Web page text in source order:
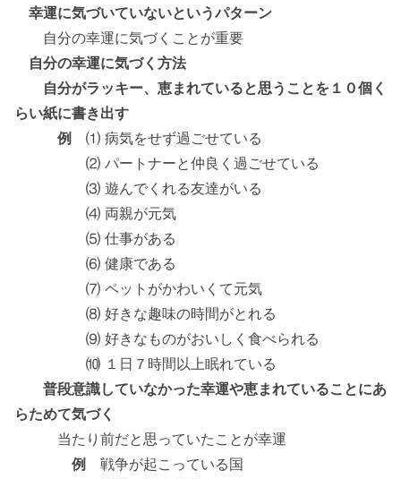
幸運に気づいていないというパターン
自分の幸運に気づくことが重要
自分の幸運に気づく方法
自分がラッキー、恵まれていると思うことを１０個く
らい紙に書き出す
例
⑴ 病気をせず過ごせている
⑵ パートナーと仲良く過ごせている
⑶ 遊んでくれる友達がいる
⑷ 両親が元気
⑸ 仕事がある
⑹ 健康である
⑺ ペットがかわいくて元気
⑻ 好きな趣味の時間がとれる
⑼ 好きなものがおいしく食べられる
⑽ １日７時間以上眠れている
普段意識していなかった幸運や恵まれていることにあ
らためて気づく
当たり前だと思っていたことが幸運
例
戦争が起こっている国